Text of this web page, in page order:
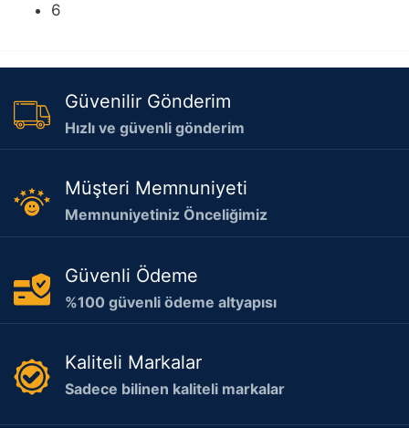
6
Güvenilir Gönderim
Hızlı ve güvenli gönderim
Müşteri Memnuniyeti
Memnuniyetiniz Önceliğimiz
Güvenli Ödeme
%100 güvenli ödeme altyapısı
Kaliteli Markalar
Sadece bilinen kaliteli markalar